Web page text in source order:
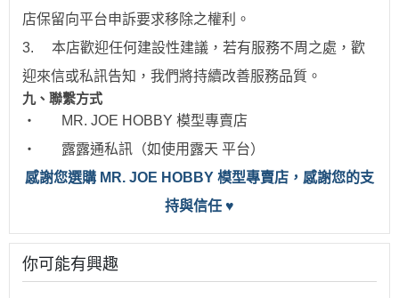
店保留向平台申訴要求移除之權利。
3.
本店歡迎任何建設性建議，若有服務不周之處，歡
迎來信或私訊告知，我們將持續改善服務品質。
九、聯繫方式
‧
MR. JOE HOBBY 模型專賣店
‧
露露通私訊（如使用露天 平台）
感謝您選購 MR. JOE HOBBY 模型專賣店，感謝您的支
持與信任 ♥
你可能有興趣